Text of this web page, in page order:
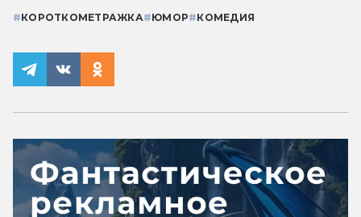
#КОРОТКОМЕТРАЖКА#ЮМОР#КОМЕДИЯ